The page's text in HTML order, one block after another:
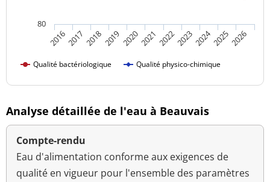
Qualité bactériologique Qualité physico-chimique
20162017 201820192020202120222023202420252026
80
Analyse détaillée de l'eau à Beauvais
Compte-rendu
Eau d'alimentation conforme aux exigences de
qualité en vigueur pour l'ensemble des paramètres